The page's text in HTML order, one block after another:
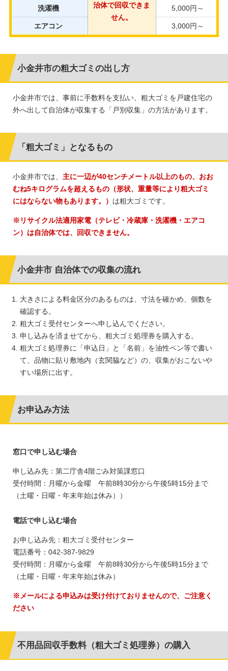
治体で回収できま
せん。
洗濯機 5,000円～
エアコン 3,000円～
小金井市の粗大ゴミの出し方
小金井市では、事前に手数料を支払い、粗大ゴミを戸建住宅の
外へ出して自治体が収集する「戸別収集」の方法があります。
「粗大ゴミ」となるもの
小金井市では、 主に一辺が40センチメートル以上のもの、おお
むね5キログラムを超えるもの（形状、重量等により粗大ゴミ
にはならない物もあります。） は粗大ゴミです。
※リサイクル法適用家電（テレビ・冷蔵庫・洗濯機・エアコ
ン）は自治体では、回収できません。
小金井市 自治体での収集の流れ
大きさによる料金区分のあるものは、寸法を確かめ、個数を
確認する。
粗大ゴミ受付センターへ申し込んでください。
申し込みを済ませてから、粗大ゴミ処理券を購入する。
粗大ゴミ処理券に「申込日」と「名前」を油性ペン等で書い
て、品物に貼り敷地内（玄関脇など）の、収集がおこないや
すい場所に出す。
お申込み方法
窓口で申し込む場合
申し込み先：第二庁舎4階ごみ対策課窓口
受付時間：月曜から金曜 午前8時30分から午後5時15分まで
（土曜・日曜・年末年始は休み））
電話で申し込む場合
お申し込み先：粗大ゴミ受付センター
電話番号：042-387-9829
受付時間：月曜から金曜 午前8時30分から午後5時15分まで
（土曜・日曜・年末年始は休み）
※メールによる申込みは受け付けておりませんので、ご注意く
ださい
不用品回収手数料（粗大ゴミ処理券）の購入